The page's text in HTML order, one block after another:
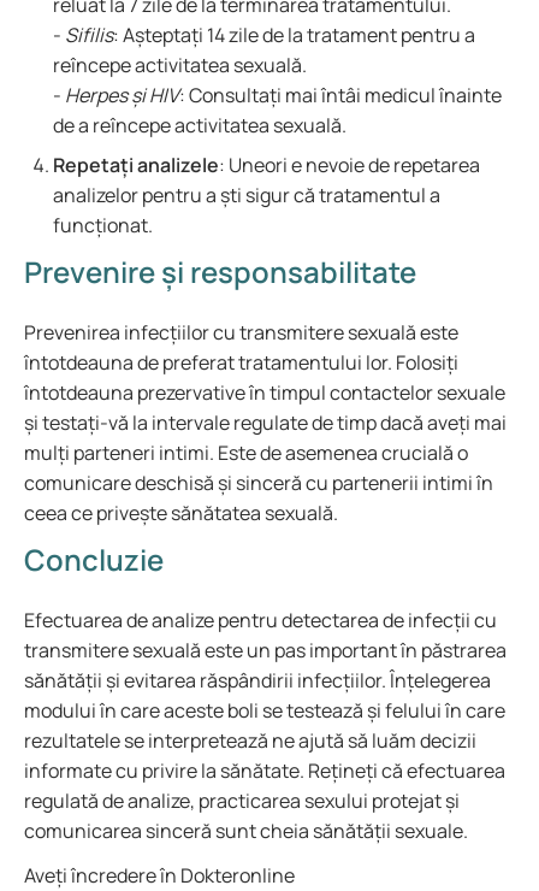
- Sifilis: Așteptați 14 zile de la tratament pentru a
reîncepe activitatea sexuală.
- Herpes și HIV: Consultați mai întâi medicul înainte
de a reîncepe activitatea sexuală.
Repetați analizele: Uneori e nevoie de repetarea
analizelor pentru a ști sigur că tratamentul a
funcționat.
Prevenire și responsabilitate
Prevenirea infecțiilor cu transmitere sexuală este
întotdeauna de preferat tratamentului lor. Folosiți
întotdeauna prezervative în timpul contactelor sexuale
și testați-vă la intervale regulate de timp dacă aveți mai
mulți parteneri intimi. Este de asemenea crucială o
comunicare deschisă și sinceră cu partenerii intimi în
ceea ce privește sănătatea sexuală.
Concluzie
Efectuarea de analize pentru detectarea de infecții cu
transmitere sexuală este un pas important în păstrarea
sănătății și evitarea răspândirii infecțiilor. Înțelegerea
modului în care aceste boli se testează și felului în care
rezultatele se interpretează ne ajută să luăm decizii
informate cu privire la sănătate. Rețineți că efectuarea
regulată de analize, practicarea sexului protejat și
comunicarea sinceră sunt cheia sănătății sexuale.
Aveți încredere în Dokteronline